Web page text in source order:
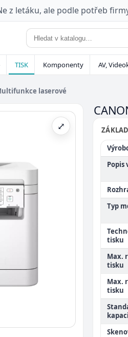
z letáku, ale podle potřeb
TISK Komponenty AV,
laserové
⤢
Popis
Typ
tisku
Max.
tisku
Max.
tisku